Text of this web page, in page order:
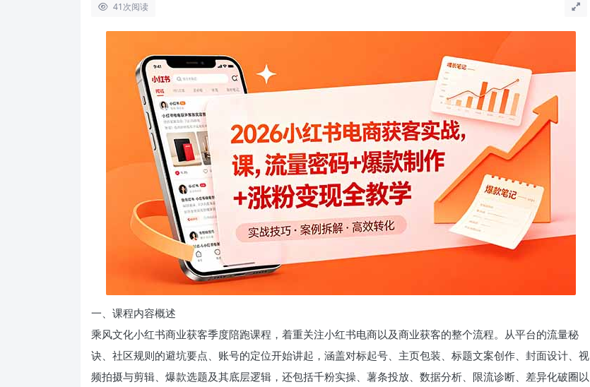
41次阅读
一、课程内容概述
乘风文化小红书商业获客季度陪跑课程，着重关注小红书电商以及商业获客的整个流程。从平台的流量秘
诀、社区规则的避坑要点、账号的定位开始讲起，涵盖对标起号、主页包装、标题文案创作、封面设计、视
频拍摄与剪辑、爆款选题及其底层逻辑，还包括千粉实操、薯条投放、数据分析、限流诊断、差异化破圈以